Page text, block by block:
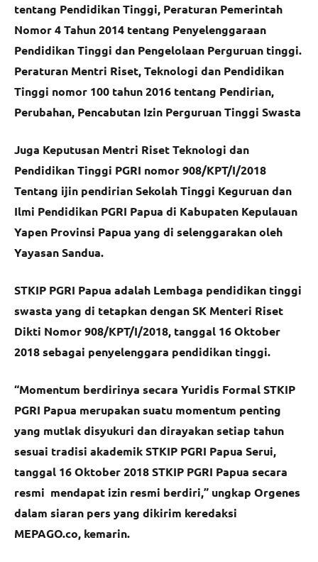
tentang Pendidikan Tinggi, Peraturan Pemerintah
Nomor 4 Tahun 2014 tentang Penyelenggaraan
Pendidikan Tinggi dan Pengelolaan Perguruan tinggi.
Peraturan Mentri Riset, Teknologi dan Pendidikan
Tinggi nomor 100 tahun 2016 tentang Pendirian,
Perubahan, Pencabutan Izin Perguruan Tinggi Swasta
Juga Keputusan Mentri Riset Teknologi dan
Pendidikan Tinggi PGRI nomor 908/KPT/I/2018
Tentang ijin pendirian Sekolah Tinggi Keguruan dan
Ilmi Pendidikan PGRI Papua di Kabupaten Kepulauan
Yapen Provinsi Papua yang di selenggarakan oleh
Yayasan Sandua.
STKIP PGRI Papua adalah Lembaga pendidikan tinggi
swasta yang di tetapkan dengan SK Menteri Riset
Dikti Nomor 908/KPT/I/2018, tanggal 16 Oktober
2018 sebagai penyelenggara pendidikan tinggi.
“Momentum berdirinya secara Yuridis Formal STKIP
PGRI Papua merupakan suatu momentum penting
yang mutlak disyukuri dan dirayakan setiap tahun
sesuai tradisi akademik STKIP PGRI Papua Serui,
tanggal 16 Oktober 2018 STKIP PGRI Papua secara
resmi mendapat izin resmi berdiri,” ungkap Orgenes
dalam siaran pers yang dikirim keredaksi
MEPAGO.co, kemarin.